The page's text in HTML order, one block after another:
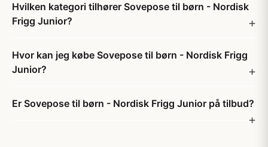
Hvilken kategori tilhører Sovepose til børn - Nordisk
Frigg Junior?
Hvor kan jeg købe Sovepose til børn - Nordisk Frigg
Junior?
Er Sovepose til børn - Nordisk Frigg Junior på tilbud?